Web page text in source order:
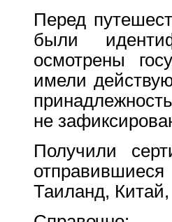
Перед
были
осмотрены
имели
не
Получили
Таиланд,